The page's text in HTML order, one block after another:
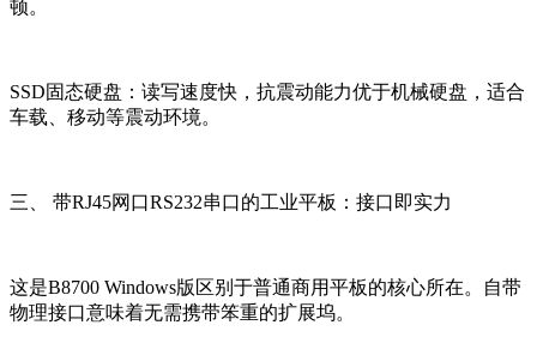
顿。
SSD固态硬盘：读写速度快，抗震动能力优于机械硬盘，适合
车载、移动等震动环境。
三、 带RJ45网口RS232串口的工业平板：接口即实力
这是B8700 Windows版区别于普通商用平板的核心所在。自带
物理接口意味着无需携带笨重的扩展坞。